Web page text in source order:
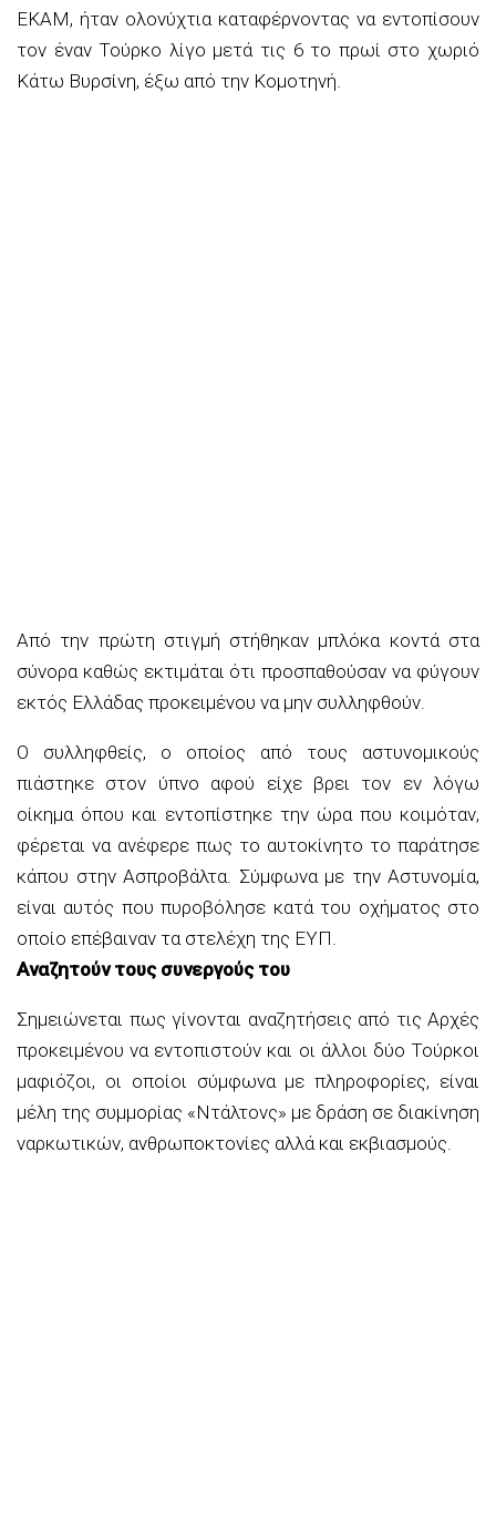
ΕΚΑΜ, ήταν ολονύχτια καταφέρνοντας να εντοπίσουν
τον έναν Τούρκο λίγο μετά τις 6 το πρωί στο χωριό
Κάτω Βυρσίνη, έξω από την Κομοτηνή.
Από την πρώτη στιγμή στήθηκαν μπλόκα κοντά στα
σύνορα καθώς εκτιμάται ότι προσπαθούσαν να φύγουν
εκτός Ελλάδας προκειμένου να μην συλληφθούν.
Ο συλληφθείς, ο οποίος από τους αστυνομικούς
πιάστηκε στον ύπνο αφού είχε βρει τον εν λόγω
οίκημα όπου και εντοπίστηκε την ώρα που κοιμόταν,
φέρεται να ανέφερε πως το αυτοκίνητο το παράτησε
κάπου στην Ασπροβάλτα. Σύμφωνα με την Αστυνομία,
είναι αυτός που πυροβόλησε κατά του οχήματος στο
οποίο επέβαιναν τα στελέχη της ΕΥΠ.
Αναζητούν τους συνεργούς του
Σημειώνεται πως γίνονται αναζητήσεις από τις Αρχές
προκειμένου να εντοπιστούν και οι άλλοι δύο Τούρκοι
μαφιόζοι, οι οποίοι σύμφωνα με πληροφορίες, είναι
μέλη της συμμορίας «Ντάλτονς» με δράση σε διακίνηση
ναρκωτικών, ανθρωποκτονίες αλλά και εκβιασμούς.